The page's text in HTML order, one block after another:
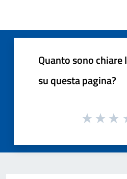
Quanto sono
su questa pagina?